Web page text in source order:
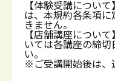
【体験受講につい
は、本規約各条項
きません。
【店舗講座につい
いては各講座の締
い。
※ご受講開始後は、